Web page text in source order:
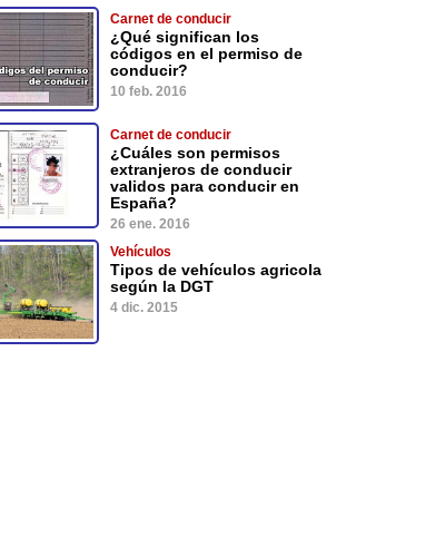
Carnet de conducir
¿Qué significan los
códigos en el permiso de
conducir?
10 feb. 2016
Carnet de conducir
¿Cuáles son permisos
extranjeros de conducir
validos para conducir en
España?
26 ene. 2016
Vehículos
Tipos de vehículos agricola
según la DGT
4 dic. 2015